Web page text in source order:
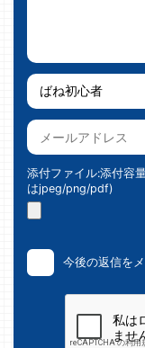
添付ファイル:添付容
はjpeg/png/pdf)
今後の返信を